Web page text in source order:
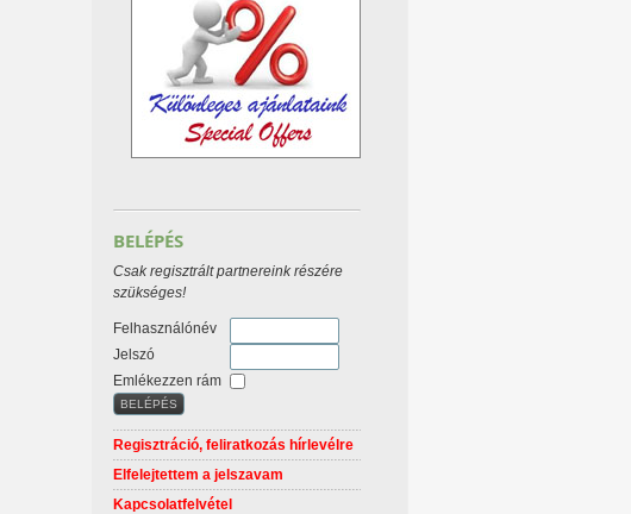
BELÉPÉS
Csak regisztrált partnereink részére
szükséges!
Felhasználónév
Jelszó
Emlékezzen rám
Regisztráció, feliratkozás hírlevélre
Elfelejtettem a jelszavam
Kapcsolatfelvétel